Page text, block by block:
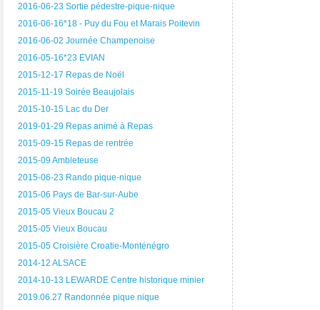
2016-06-23 Sortie pédestre-pique-nique
2016-06-16*18 - Puy du Fou et Marais Poitevin
2016-06-02 Journée Champenoise
2016-05-16*23 EVIAN
2015-12-17 Repas de Noël
2015-11-19 Soirée Beaujolais
2015-10-15 Lac du Der
2019-01-29 Repas animé à Repas
2015-09-15 Repas de rentrée
2015-09 Ambleteuse
2015-06-23 Rando pique-nique
2015-06 Pays de Bar-sur-Aube
2015-05 Vieux Boucau 2
2015-05 Vieux Boucau
2015-05 Croisière Croatie-Monténégro
2014-12 ALSACE
2014-10-13 LEWARDE Centre historique minier
2019.06.27 Randonnée pique nique